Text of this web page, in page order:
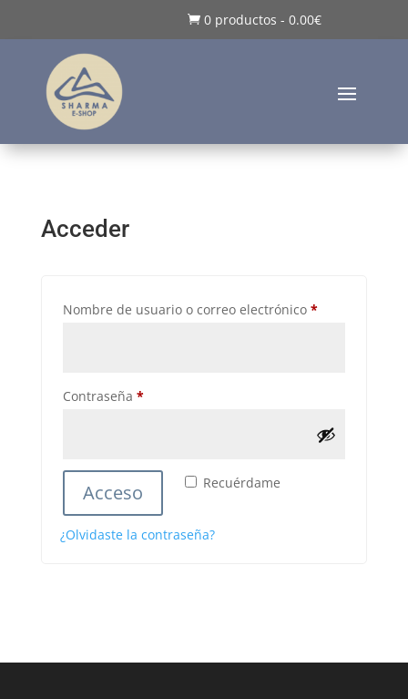
 0 productos - 0.00€
Acceder
Nombre de usuario o correo electrónico *Obligatorio
Contraseña *Obligatorio
Recuérdame
Acceso
¿Olvidaste la contraseña?